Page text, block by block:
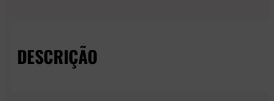
quantidade
DESCRIÇÃO